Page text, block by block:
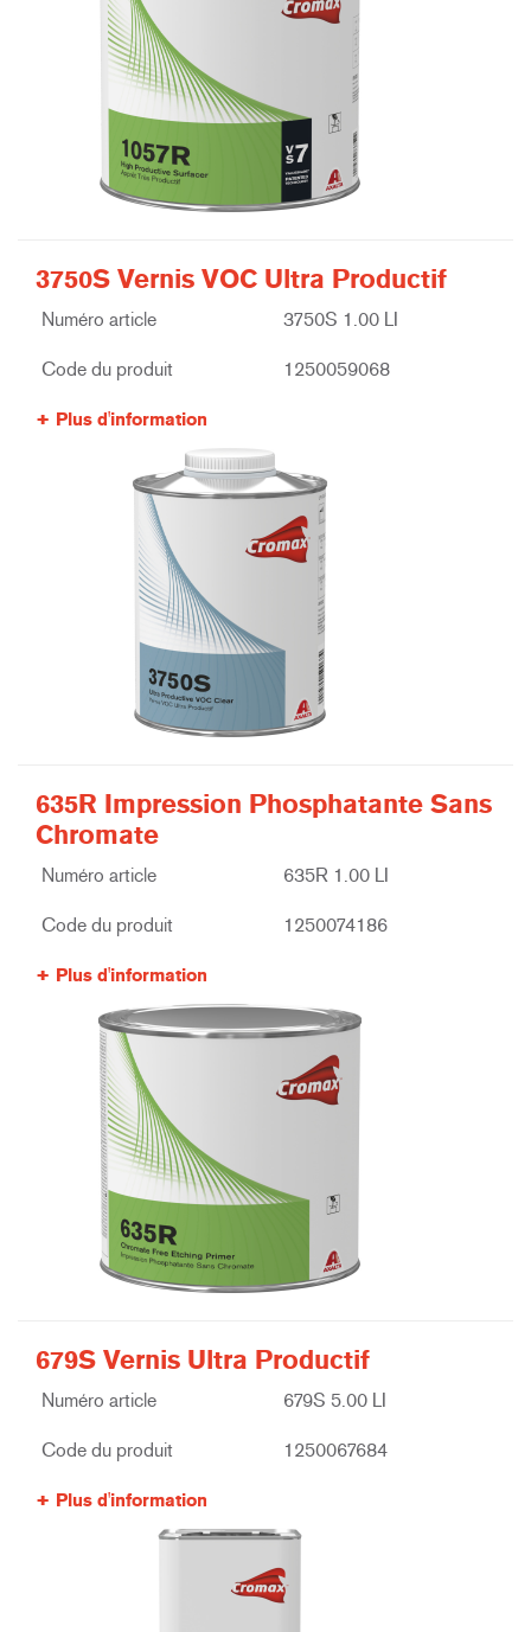
3750S Vernis VOC Ultra Productif
Numéro article 3750S 1.00 LI
Code du produit 1250059068
Plus d'information
635R Impression Phosphatante Sans
Chromate
Numéro article 635R 1.00 LI
Code du produit 1250074186
Plus d'information
679S Vernis Ultra Productif
Numéro article 679S 5.00 LI
Code du produit 1250067684
Plus d'information